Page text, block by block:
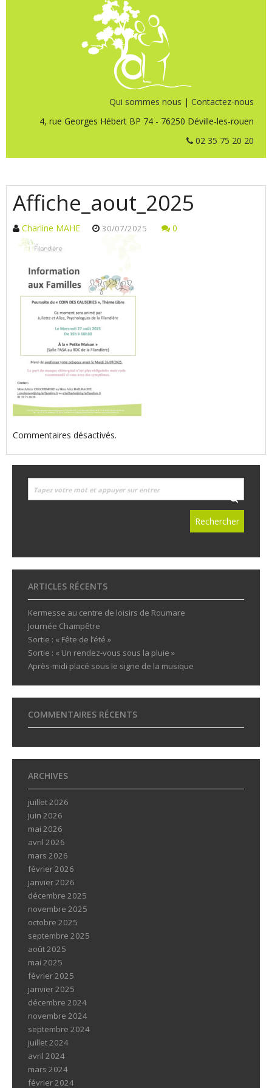
Qui sommes nous | Contactez-nous
4, rue Georges Hébert BP 74 - 76250 Déville-les-rouen
02 35 75 20 20
Affiche_aout_2025
Charline MAHE 30/07/2025 0
Commentaires désactivés.
ARTICLES RÉCENTS
Kermesse au centre de loisirs de Roumare
Journée Champêtre
Sortie : « Fête de l’été »
Sortie : « Un rendez-vous sous la pluie »
Après-midi placé sous le signe de la musique
COMMENTAIRES RÉCENTS
ARCHIVES
juillet 2026
juin 2026
mai 2026
avril 2026
mars 2026
février 2026
janvier 2026
décembre 2025
novembre 2025
octobre 2025
septembre 2025
août 2025
mai 2025
février 2025
janvier 2025
décembre 2024
novembre 2024
septembre 2024
juillet 2024
avril 2024
mars 2024
février 2024